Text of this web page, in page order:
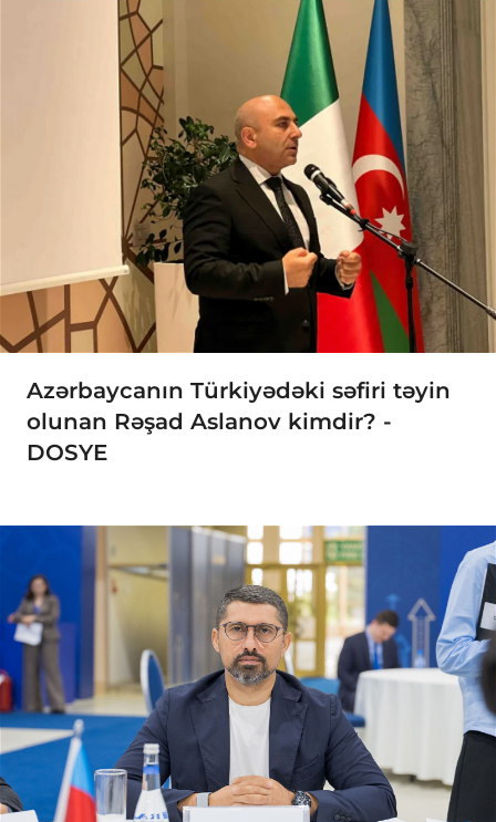
Azərbaycanın Türkiyədəki səfiri təyin
olunan Rəşad Aslanov kimdir? -
DOSYE